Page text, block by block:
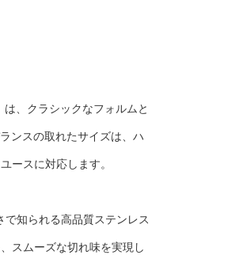
、クラシックなフォルムと
ンスの取れたサイズは、ハ
ースに対応します。
知られる高品質ステンレス
スムーズな切れ味を実現し